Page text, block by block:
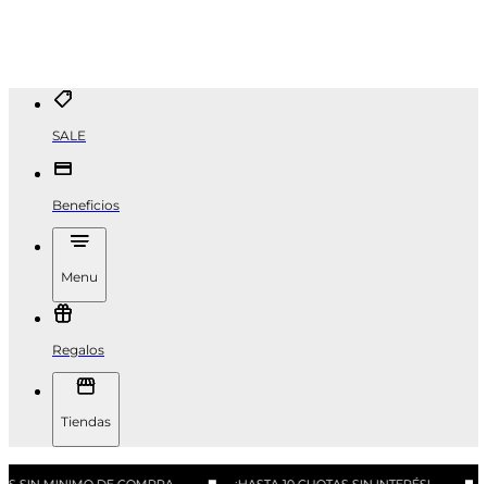
SALE
Beneficios
Menu
Regalos
Tiendas